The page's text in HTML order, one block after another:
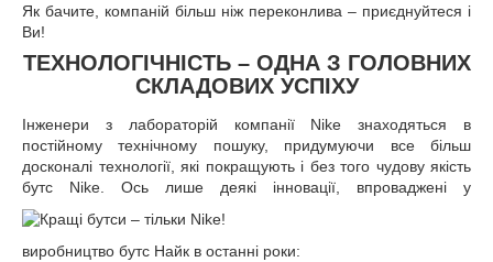
Як бачите, компаній більш ніж переконлива – приєднуйтеся і
Ви!
ТЕХНОЛОГІЧНІСТЬ – ОДНА З ГОЛОВНИХ
СКЛАДОВИХ УСПІХУ
Інженери з лабораторій компанії Nike знаходяться в
постійному технічному пошуку, придумуючи все більш
досконалі технології, які покращують і без того чудову якість
бутс Nike. Ось лише деякі інновації, впроваджені у
виробництво бутс Найк в останні роки: